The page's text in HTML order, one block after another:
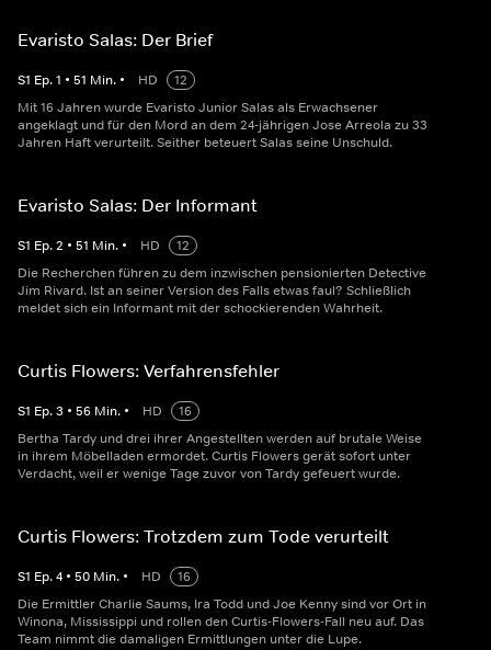
Evaristo Salas: Der Brief
S1 Ep.1 • 51 Min. • HD
12
Mit 16 Jahren wurde Evaristo Junior Salas als Erwachsener
angeklagt und für den Mord an dem 24-jährigen Jose Arreola zu 33
Jahren Haft verurteilt. Seither beteuert Salas seine Unschuld.
Evaristo Salas: Der Informant
S1 Ep.2 • 51 Min. • HD
12
Die Recherchen führen zu dem inzwischen pensionierten Detective
Jim Rivard. Ist an seiner Version des Falls etwas faul? Schließlich
meldet sich ein Informant mit der schockierenden Wahrheit.
Curtis Flowers: Verfahrensfehler
S1 Ep.3 • 56 Min. • HD
16
Bertha Tardy und drei ihrer Angestellten werden auf brutale Weise
in ihrem Möbelladen ermordet. Curtis Flowers gerät sofort unter
Verdacht, weil er wenige Tage zuvor von Tardy gefeuert wurde.
Curtis Flowers: Trotzdem zum Tode verurteilt
S1 Ep.4 • 50 Min. • HD
16
Die Ermittler Charlie Saums, Ira Todd und Joe Kenny sind vor Ort in
Winona, Mississippi und rollen den Curtis-Flowers-Fall neu auf. Das
Team nimmt die damaligen Ermittlungen unter die Lupe.